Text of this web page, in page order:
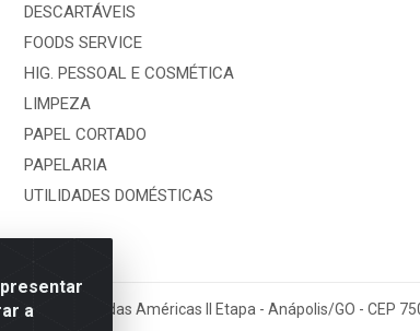
a
DESCARTÁVEIS
FOODS SERVICE
HIG. PESSOAL E COSMÉTICA
LIMPEZA
PAPEL CORTADO
PAPELARIA
UTILIDADES DOMÉSTICAS
3860, Jardim das Américas II Etapa - Anápolis/GO - CEP